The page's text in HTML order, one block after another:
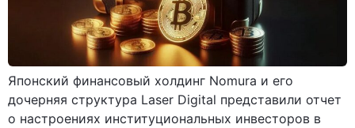
Японский финансовый холдинг Nomura и его
дочерняя структура Laser Digital представили отчет
о настроениях институциональных инвесторов в